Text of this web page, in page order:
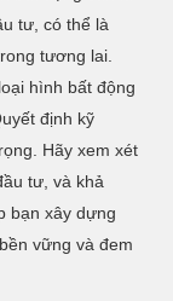
tư, có thể là
tương lai.
hình bất động
định kỹ
Hãy xem xét
tư, và khả
bạn xây dựng
vững và đem